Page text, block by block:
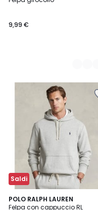
9,99 €
Colori
Saldi
POLO RALPH LAUREN
Felpa con cappuccio RL
4,4
/ 5
5